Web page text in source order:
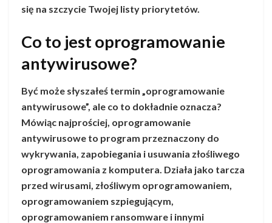
się na szczycie Twojej listy priorytetów.
Co to jest oprogramowanie
antywirusowe?
Być może słyszałeś termin „oprogramowanie
antywirusowe”, ale co to dokładnie oznacza?
Mówiąc najprościej, oprogramowanie
antywirusowe to program przeznaczony do
wykrywania, zapobiegania i usuwania złośliwego
oprogramowania z komputera. Działa jako tarcza
przed wirusami, złośliwym oprogramowaniem,
oprogramowaniem szpiegującym,
oprogramowaniem ransomware i innymi